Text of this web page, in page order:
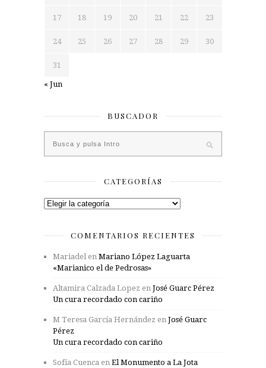
17 18 19 20 21 22 23
24 25 26 27 28 29 30
31
« Jun
BUSCADOR
CATEGORÍAS
Categorías
COMENTARIOS RECIENTES
Mariadelen Mariano López Laguarta
«Marianico el de Pedrosas»
Altamira Calzada Lopez en José Guarc Pérez
Un cura recordado con cariño
M Teresa García Hernández en José Guarc
Pérez
Un cura recordado con cariño
Sofía Cuenca en El Monumento a La Jota